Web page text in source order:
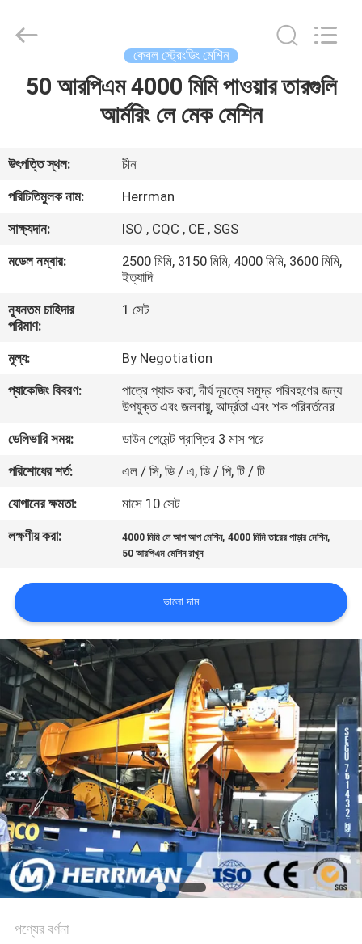
বাড়ি
আমাদের
সম্পর্কে
কারখানা
ভ্রমণ
মান
নিয়ন্ত্রণ
যোগাযোগ
করুন
খবর
জন্য
আবেদন
সাইট
ম্যাপ
গোপনীয়তা
নীতি
Rights
Reserved.
কেবল স্ট্রেংডিং মেশিন
50 আরপিএম 4000 মিমি পাওয়ার তারগুলি
আর্মরিং লে মেক মেশিন
উৎপত্তি স্থল:
চীন
পরিচিতিমুলক নাম:
Herrman
সাক্ষ্যদান:
ISO , CQC , CE , SGS
মডেল নম্বার:
2500 মিমি, 3150 মিমি, 4000 মিমি, 3600 মিমি,
ইত্যাদি
ন্যূনতম চাহিদার
পরিমাণ:
1 সেট
মূল্য:
By Negotiation
প্যাকেজিং বিবরণ:
পাত্রে প্যাক করা, দীর্ঘ দূরত্বে সমুদ্র পরিবহণের জন্য
উপযুক্ত এবং জলবায়ু, আর্দ্রতা এবং শক পরিবর্তনের
ডেলিভারি সময়:
ডাউন পেমেন্ট প্রাপ্তির 3 মাস পরে
পরিশোধের শর্ত:
এল / সি, ডি / এ, ডি / পি, টি / টি
যোগানের ক্ষমতা:
মাসে 10 সেট
লক্ষণীয় করা:
4000 মিমি লে আপ আপ মেশিন,4000 মিমি তারের পাড়ার মেশিন,
50 আরপিএম মেশিন রাখুন
ভালো দাম
পণ্যের বর্ণনা